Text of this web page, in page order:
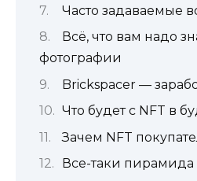
Часто задаваемые
Всё, что вам надо
фотографии
Brickspacer —
Что будет с NFT в
Зачем NFT
Все-таки пирамида